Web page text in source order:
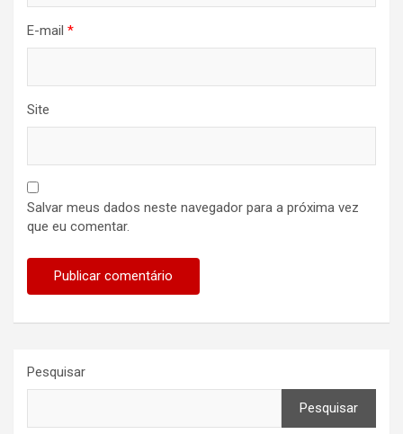
E-mail *
Site
Salvar meus dados neste navegador para a próxima vez
que eu comentar.
Pesquisar
Pesquisar